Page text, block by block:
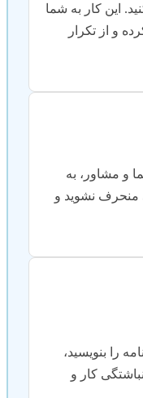
این کار به شما
و از تکرار
و مشاور، به
منحرف نشوید و
را بنویسید،
کار و